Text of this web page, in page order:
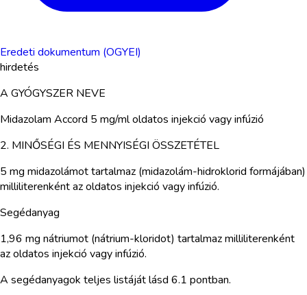
Eredeti dokumentum (OGYEI)
hirdetés
A GYÓGYSZER NEVE
Midazolam Accord 5 mg/ml oldatos injekció vagy infúzió
2. MINŐSÉGI ÉS MENNYISÉGI ÖSSZETÉTEL
5 mg midazolámot tartalmaz (midazolám-hidroklorid formájában)
milliliterenként az oldatos injekció vagy infúzió.
Segédanyag
1,96 mg nátriumot (nátrium-kloridot) tartalmaz milliliterenként
az oldatos injekció vagy infúzió.
A segédanyagok teljes listáját lásd 6.1 pontban.